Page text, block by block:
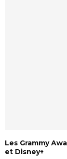
Les Grammy
et Disney+